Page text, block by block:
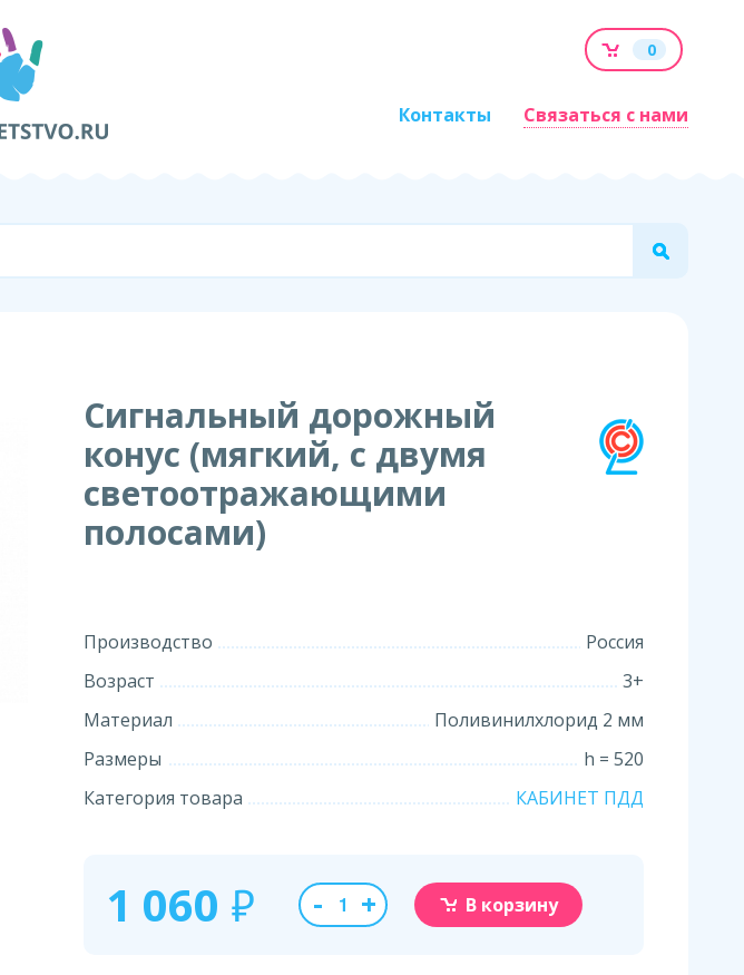
0
Контакты Связаться с нами
Сигнальный дорожный
конус (мягкий, с двумя
светоотражающими
полосами)
Производство
Россия
Возраст
3+
Материал
Поливинилхлорид 2 мм
Размеры
h = 520
Категория товара
КАБИНЕТ ПДД
1 060 ₽ - + В корзину